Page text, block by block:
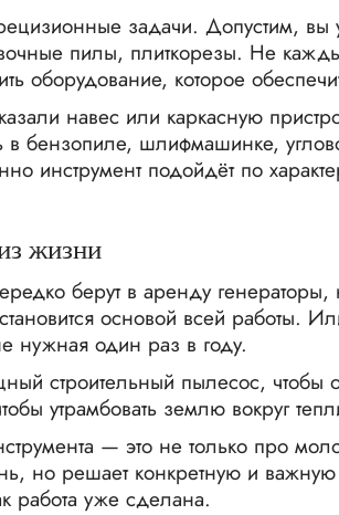
задачи. Допустим, вы
пилы, плиткорезы. Не
оборудование, которое
навес или каркасную
в бензопиле, шлифмашинке,
инструмент подойдёт по
жизни
берут в аренду
становится основой всей
нужная один раз в году.
строительный пылесос, чтобы
утрамбовать землю вокруг
— это не только про
но решает конкретную и
работа уже сделана.